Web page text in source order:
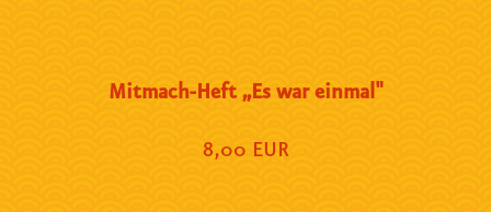
Mitmach-Heft „Es war einmal"
8,00 EUR